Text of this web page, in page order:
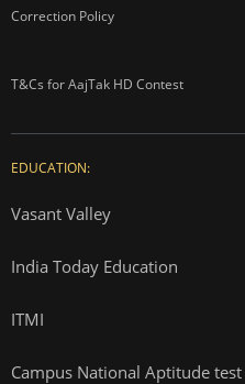
Correction Policy
T&Cs for AajTak HD Contest
EDUCATION:
Vasant Valley
India Today Education
ITMI
Campus National Aptitude test